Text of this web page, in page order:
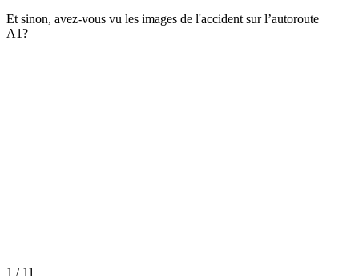
Et sinon, avez-vous vu les images de l'accident sur l’autoroute
A1?
1 / 11